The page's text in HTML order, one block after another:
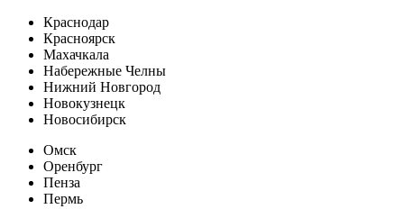
Краснодар
Красноярск
Махачкала
Набережные Челны
Нижний Новгород
Новокузнецк
Новосибирск
Омск
Оренбург
Пенза
Пермь